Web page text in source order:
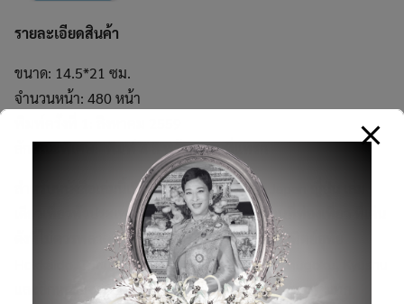
รายละเอียดสินค้า
ขนาด: 14.5*21 ซม.
จำนวนหน้า: 480 หน้า
ลักษณะพิเศษ: พิมพ์ 4 สี พร้อมแผนที่แทรก
สำหรับหนังสือเล่มนี้เป็นการปรับปรุงใหม่จาก Japan ญี่ปุ่น เล่ม
เดียวเที่ยวทั่วประเทศ โดยจะอัพเดทข้อมูลสถานที่ท่องเที่ยว ที่เด่น
ดังที่ไม่ควรพลาด ครอบคลุม 7 ภูมิภาคทั่วแดนอาทิตย์อุทัย
Hokkaido, Tohuku, Kanto, Kansai, Chubu, Chugoku, Kyushu
และอีกหลายๆเมืองที่อยากนำเสนอ ให้ไปสัมผัสความงามทุก